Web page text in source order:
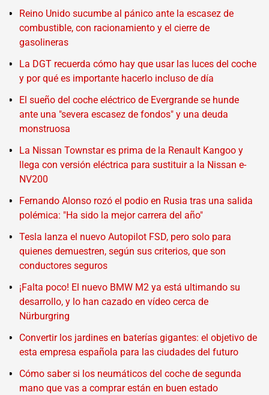
Reino Unido sucumbe al pánico ante la escasez de
combustible, con racionamiento y el cierre de
gasolineras
La DGT recuerda cómo hay que usar las luces del coche
y por qué es importante hacerlo incluso de día
El sueño del coche eléctrico de Evergrande se hunde
ante una "severa escasez de fondos" y una deuda
monstruosa
La Nissan Townstar es prima de la Renault Kangoo y
llega con versión eléctrica para sustituir a la Nissan e-
NV200
Fernando Alonso rozó el podio en Rusia tras una salida
polémica: "Ha sido la mejor carrera del año"
Tesla lanza el nuevo Autopilot FSD, pero solo para
quienes demuestren, según sus criterios, que son
conductores seguros
¡Falta poco! El nuevo BMW M2 ya está ultimando su
desarrollo, y lo han cazado en vídeo cerca de
Nürburgring
Convertir los jardines en baterías gigantes: el objetivo de
esta empresa española para las ciudades del futuro
Cómo saber si los neumáticos del coche de segunda
mano que vas a comprar están en buen estado